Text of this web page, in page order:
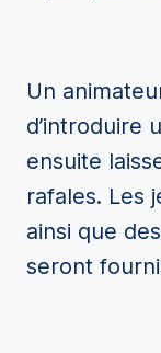
Un
d’introduire
ensuite
rafales. Les
ainsi que
seront